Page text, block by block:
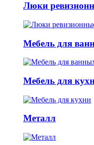
Люки
Мебель для
Мебель для
Металл